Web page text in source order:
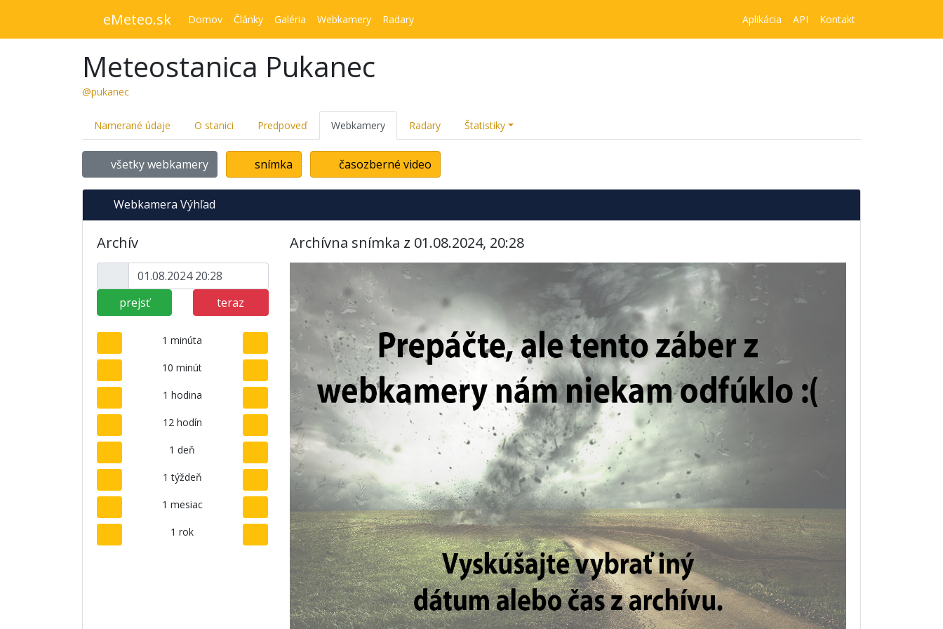
eMeteo.sk Domov Články Galéria Webkamery Radary Aplikácia API Kontakt
Meteostanica Pukanec
@pukanec
Namerané údaje O stanici Predpoveď Webkamery Radary Štatistiky
všetky webkamery snímka časozberné video
Webkamera Výhľad
Archív
prejsť teraz
1 minúta
10 minút
1 hodina
12 hodín
1 deň
1 týždeň
1 mesiac
1 rok
Archívna snímka z 01.08.2024, 20:28